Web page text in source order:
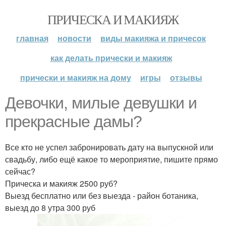
ПРИЧЕСКА И МАКИЯЖ
главная новости
виды макияжа и причесок
как делать прически и макияж
прически и макияж на дому
игры отзывы
Девочки, милые девушки и
прекрасные дамы?
Все кто не успел забронировать дату на выпускной или
свадьбу, либо ещё какое то мероприятие, пишите прямо
сейчас?
Прическа и макияж 2500 руб?
Выезд бесплатно или без выезда - район ботаника,
выезд до 8 утра 300 руб